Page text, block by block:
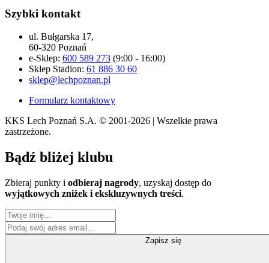
Szybki kontakt
ul. Bułgarska 17,
60-320 Poznań
e-Sklep: 600 589 273 (9:00 - 16:00)
Sklep Stadion: 61 886 30 60
sklep@lechpoznan.pl
Formularz kontaktowy
KKS Lech Poznań S.A. © 2001-2026 | Wszelkie prawa
zastrzeżone.
Bądź bliżej klubu
Zbieraj punkty i odbieraj nagrody, uzyskaj dostęp do
wyjątkowych zniżek i ekskluzywnych treści.
Zapisz się